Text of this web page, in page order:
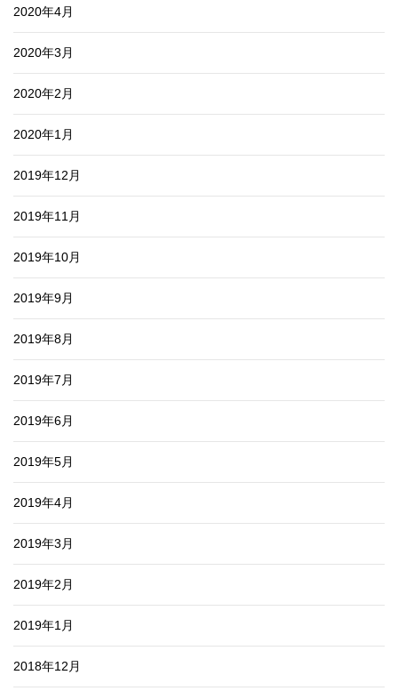
2020年4月
2020年3月
2020年2月
2020年1月
2019年12月
2019年11月
2019年10月
2019年9月
2019年8月
2019年7月
2019年6月
2019年5月
2019年4月
2019年3月
2019年2月
2019年1月
2018年12月